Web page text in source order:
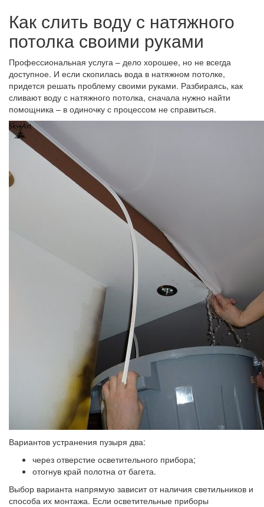
Как слить воду с натяжного
потолка своими руками
Профессиональная услуга – дело хорошее, но не всегда
доступное. И если скопилась вода в натяжном потолке,
придется решать проблему своими руками. Разбираясь, как
сливают воду с натяжного потолка, сначала нужно найти
помощника – в одиночку с процессом не справиться.
Вариантов устранения пузыря два:
через отверстие осветительного прибора;
отогнув край полотна от багета.
Выбор варианта напрямую зависит от наличия светильников и
способа их монтажа. Если осветительные приборы